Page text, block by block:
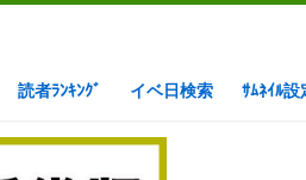
読者ﾗﾝｷﾝｸﾞ イベ日検索 ｻﾑﾈｲﾙ設